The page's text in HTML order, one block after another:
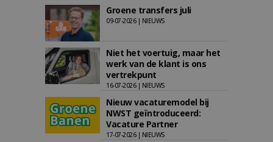
Groene transfers juli
09-07-2026 | NIEUWS
Niet het voertuig, maar het
werk van de klant is ons
vertrekpunt
16-07-2026 | NIEUWS
Nieuw vacaturemodel bij
NWST geïntroduceerd:
Vacature Partner
17-07-2026 | NIEUWS